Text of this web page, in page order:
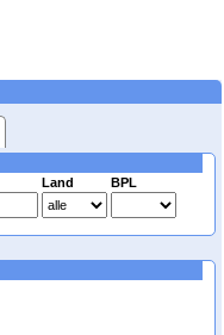
Land BPL